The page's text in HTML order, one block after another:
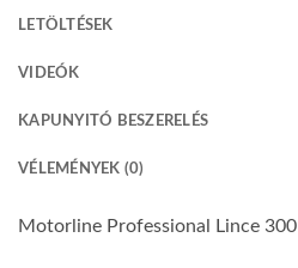
LETÖLTÉSEK
VIDEÓK
KAPUNYITÓ BESZERELÉS
VÉLEMÉNYEK (0)
Motorline Professional Lince 300